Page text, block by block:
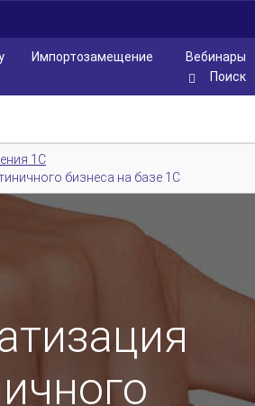
Вебинары
Импортозамещение
Поиск
1С
бизнеса на базе 1С